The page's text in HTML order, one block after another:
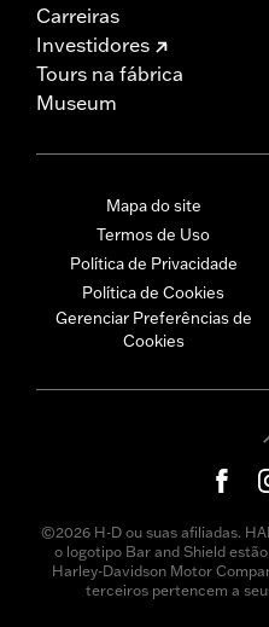
Carreiras
Investidores
Tours na fábrica
Museum
Mapa do site
Termos de Uso
Política de Privacidade
Política de Cookies
Gerenciar Preferências de
Cookies
©2026 H-D ou suas afiliadas.
o logotipo Bar and Shield
Harley-Davidson Motor
terceiros pertencem a